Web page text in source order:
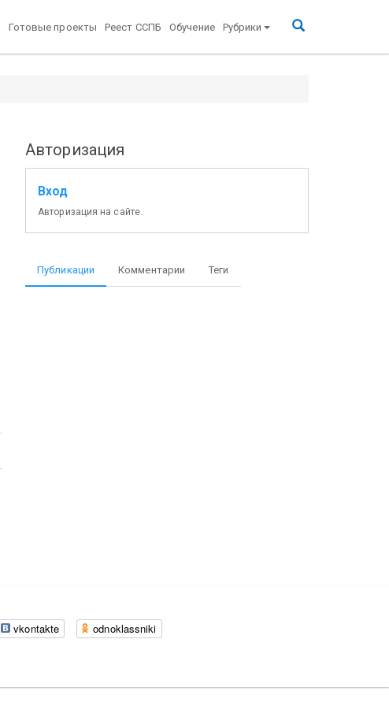
Готовые проекты Реест ССПБ Обучение Рубрики
Авторизация
Вход
Авторизация на сайте.
Публикации Комментарии Теги
vkontakte odnoklassniki